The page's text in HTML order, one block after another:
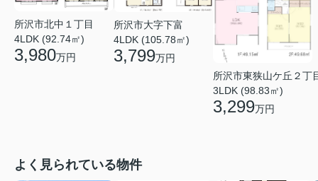
所沢市北中１丁目
4LDK (92.74㎡)
3,980万円
所沢市大字下富
4LDK (105.78㎡)
3,799万円
所沢市東狭山ケ丘２丁
3LDK (98.83㎡)
3,299万円
よく見られている物件